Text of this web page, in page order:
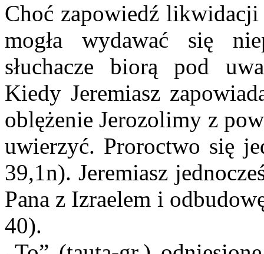
Choć zapowiedź likwidacji
mogła wydawać się
słuchacze biorą pod
Kiedy Jeremiasz
oblężenie Jerozolimy z
uwierzyć. Proroctwo się
39,1n). Jeremiasz
Pana z Izraelem i
40).